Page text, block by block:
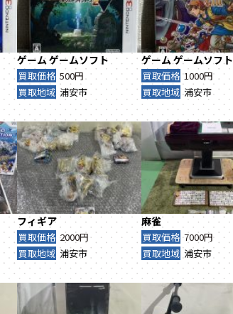
ゲームゲームソフト
買取価格 500円
買取地域 浦安市
ゲームゲームソフト
買取価格 1000円
買取地域 浦安市
フィギア
買取価格 2000円
買取地域 浦安市
麻雀
買取価格 7000円
買取地域 浦安市